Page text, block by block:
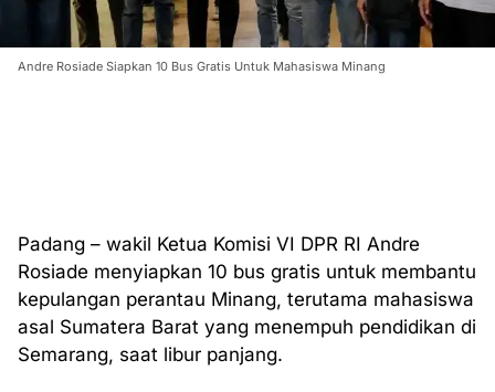
Andre Rosiade Siapkan 10 Bus Gratis Untuk Mahasiswa Minang
Padang – wakil Ketua Komisi VI DPR RI Andre
Rosiade menyiapkan 10 bus gratis untuk membantu
kepulangan perantau Minang, terutama mahasiswa
asal Sumatera Barat yang menempuh pendidikan di
Semarang, saat libur panjang.